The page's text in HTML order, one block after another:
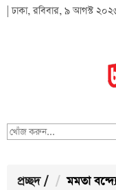
| ঢাকা, রবিবার, ৯ আগস্ট
খোঁজ
প্রচ্ছদ / মমতা